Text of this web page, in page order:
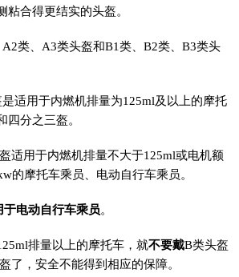
合得更结实的头盔。
类、A3类头盔和B1类、B2类、B3类头
适用于内燃机排量为125ml及以上的摩托
四分之三盔。
适用于内燃机排量不大于125ml或电机额
的摩托车乘员、电动自行车乘员。
于电动自行车乘员。
排量以上的摩托车，就不要戴B类头盔
了，安全不能得到相应的保障。